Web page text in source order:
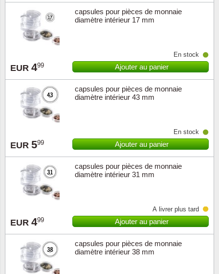
capsules pour pièces de monnaie
diamètre intérieur 17 mm
EUR 499
En stock
Ajouter au panier
capsules pour pièces de monnaie
diamètre intérieur 43 mm
EUR 599
En stock
Ajouter au panier
capsules pour pièces de monnaie
diamètre intérieur 31 mm
EUR 499
À livrer plus tard
Ajouter au panier
capsules pour pièces de monnaie
diamètre intérieur 38 mm